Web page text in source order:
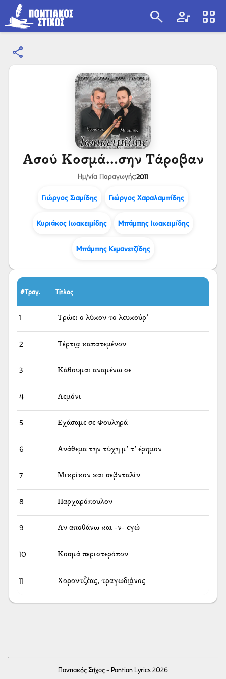
search artist view_cozy
share
Ασού Κοσμά...σην Τάροβαν
Ημ/νία Παραγωγής:2011
Γιώργος Σιαμίδης Γιώργος Χαραλαμπίδης
Κυριάκος Ιωακειμίδης Μπάμπης Ιωακειμίδης
Μπάμπης Κεμανετζίδης
#Τραγ. Τίτλος
1 Τρώει ο λύκον το λευκούρ’
2 Τέρτι͜α καπατεμένον
3 Κάθουμαι αναμένω σε
4 Λεμόνι
5 Εχάσαμε σε Φουληρά
6 Ανάθεμα την τύχη μ’ τ’ έρημον
7 Μικρίκον και σεβνταλίν
8 Παρχαρόπουλον
9 Αν αποθάνω και -ν- εγώ
10 Κοσμά περιστερόπον
11 Χοροντζ̌έας, τραγωδι͜άνος
Ποντιακός Στίχος - Pontian Lyrics 2026